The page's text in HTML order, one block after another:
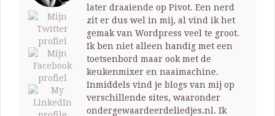
later draaiende op Pivot. Een nerd
zit er dus wel in mij, al vind ik het
gemak van Wordpress veel te groot.
Ik ben niet alleen handig met een
toetsenbord maar ook met de
keukenmixer en naaimachine.
Inmiddels vind je blogs van mij op
verschillende sites, waaronder
ondergewaardeerdeliedjes.nl. Ik